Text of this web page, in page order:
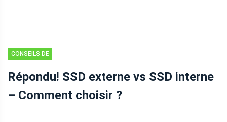
CONSEILS DE
Répondu! SSD externe vs SSD interne
– Comment choisir ?